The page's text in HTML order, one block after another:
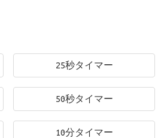
25秒タイマー
50秒タイマー
10分タイマー